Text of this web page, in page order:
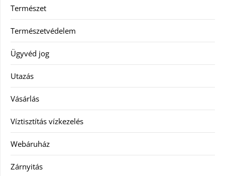
Természet
Természetvédelem
Ügyvéd jog
Utazás
Vásárlás
Víztisztítás vízkezelés
Webáruház
Zárnyitás